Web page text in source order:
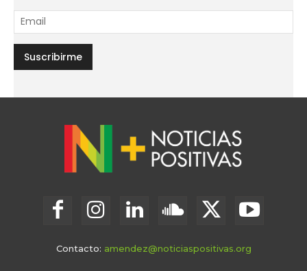
Contacto: amendez@noticiaspositivas.org